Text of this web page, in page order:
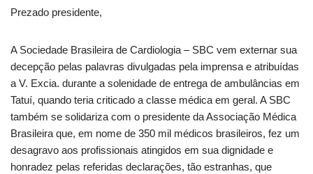
Prezado presidente,
A Sociedade Brasileira de Cardiologia – SBC vem externar sua
decepção pelas palavras divulgadas pela imprensa e atribuídas
a V. Excia. durante a solenidade de entrega de ambulâncias em
Tatuí, quando teria criticado a classe médica em geral. A SBC
também se solidariza com o presidente da Associação Médica
Brasileira que, em nome de 350 mil médicos brasileiros, fez um
desagravo aos profissionais atingidos em sua dignidade e
honradez pelas referidas declarações, tão estranhas, que